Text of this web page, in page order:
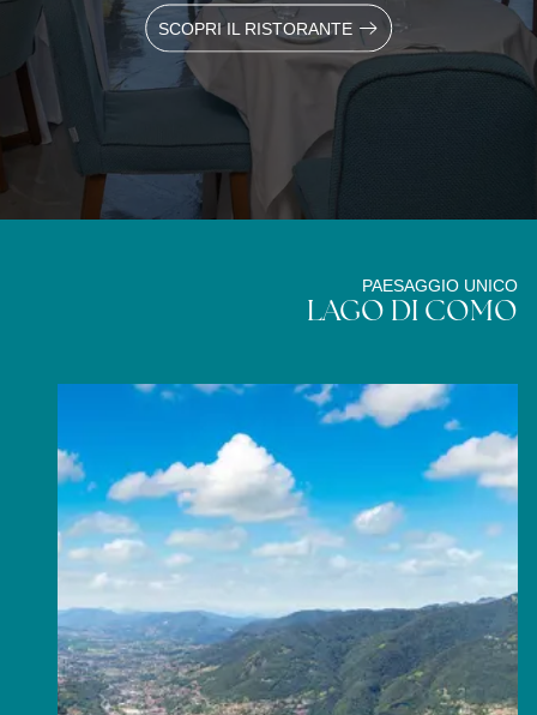
SCOPRI IL RISTORANTE
LAGO DI COMO
PAESAGGIO UNICO